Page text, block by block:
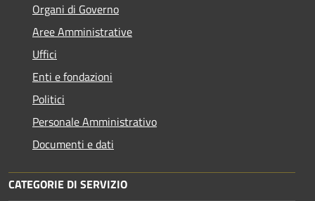
Organi di Governo
Aree Amministrative
Uffici
Enti e fondazioni
Politici
Personale Amministrativo
Documenti e dati
CATEGORIE DI SERVIZIO